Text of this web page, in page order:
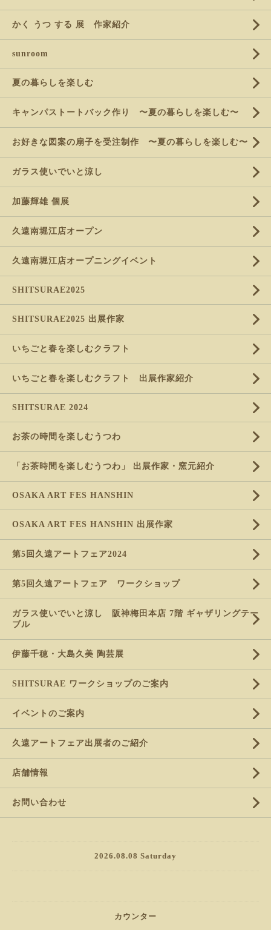
かく うつ する 展 作家紹介
sunroom
夏の暮らしを楽しむ
キャンパストートバック作り 〜夏の暮らしを楽しむ〜
お好きな図案の扇子を受注制作 〜夏の暮らしを楽しむ〜
ガラス使いでいと涼し
加藤輝雄 個展
久遠南堀江店オープン
久遠南堀江店オープニングイベント
SHITSURAE2025
SHITSURAE2025 出展作家
いちごと春を楽しむクラフト
いちごと春を楽しむクラフト 出展作家紹介
SHITSURAE 2024
お茶の時間を楽しむうつわ
「お茶時間を楽しむうつわ」 出展作家・窯元紹介
OSAKA ART FES HANSHIN
OSAKA ART FES HANSHIN 出展作家
第5回久遠アートフェア2024
第5回久遠アートフェア ワークショップ
ガラス使いでいと涼し 阪神梅田本店 7階 ギャザリングテー
ブル
伊藤千穂・大島久美 陶芸展
SHITSURAE ワークショップのご案内
イベントのご案内
久遠アートフェア出展者のご紹介
店舗情報
お問い合わせ
2026.08.08 Saturday
カウンター